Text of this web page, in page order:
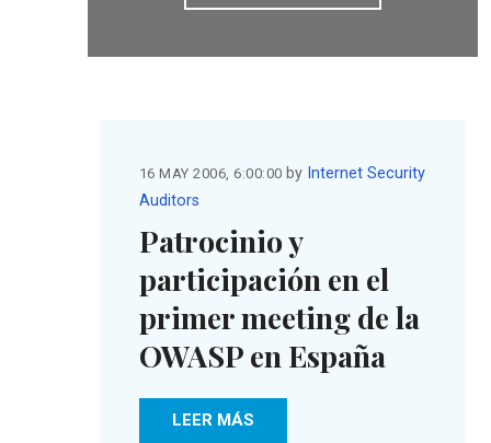
16 MAY 2006, 6:00:00 by Internet Security
Auditors
Patrocinio y
participación en el
primer meeting de la
OWASP en España
LEER MÁS